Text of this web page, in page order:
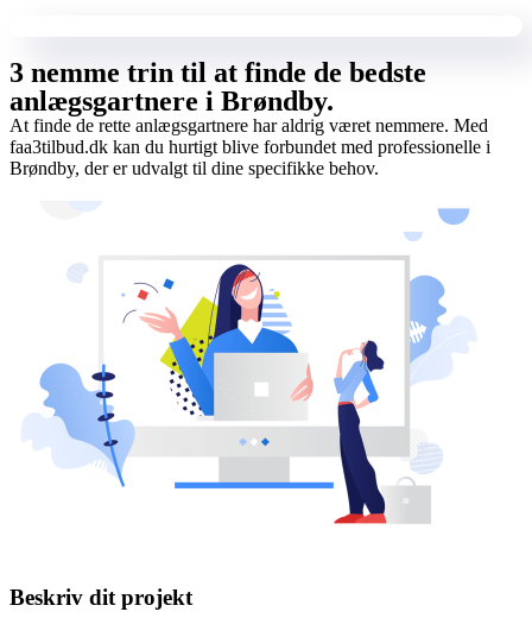
3 nemme trin til at finde de bedste
anlægsgartnere i Brøndby.
At finde de rette anlægsgartnere har aldrig været nemmere. Med
faa3tilbud.dk kan du hurtigt blive forbundet med professionelle i
Brøndby, der er udvalgt til dine specifikke behov.
Beskriv dit projekt